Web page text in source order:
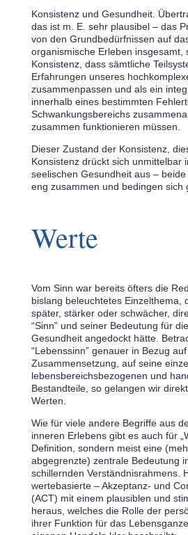
Konsistenz und Gesundheit.
das ist m. E. sehr plausibel ‒ das
von den Grundbedürfnissen auf
organismische Erleben insgesamt,
Konsistenz, dass sämtliche
Erfahrungen unseres
zusammenpassen und als ein
innerhalb eines bestimmten
Schwankungsbereichs
zusammen funktionieren müssen.
Dieser Zustand der Konsistenz,
Konsistenz drückt sich unmittelbar
seelischen Gesundheit aus ‒
eng zusammen und bedingen sich
Werte
Vom Sinn war bereits öfters die
bislang beleuchtetes Einzelthema,
später, stärker oder schwächer,
“Sinn” und seiner Bedeutung für
Gesundheit angedockt hätte.
“Lebenssinn” genauer in Bezug
Zusammensetzung, auf seine
lebensbereichsbezogenen und
Bestandteile, so gelangen wir
Werten.
Wie für viele andere Begriffe aus
inneren Erlebens gibt es auch für
Definition, sondern meist eine
abgegrenzte) zentrale Bedeutung
schillernden Verständnisrahmens.
wertebasierte ‒ Akzeptanz- und
(ACT) mit einem plausiblen und
heraus, welches die Rolle der
ihrer Funktion für das